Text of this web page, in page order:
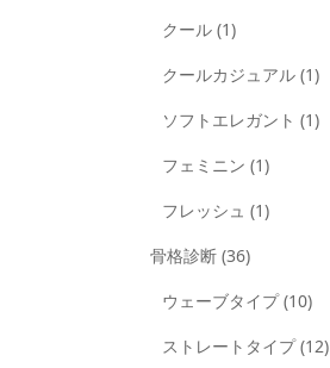
クール (1)
クールカジュアル (1)
ソフトエレガント (1)
フェミニン (1)
フレッシュ (1)
骨格診断 (36)
ウェーブタイプ(10)
ストレートタイプ(12)